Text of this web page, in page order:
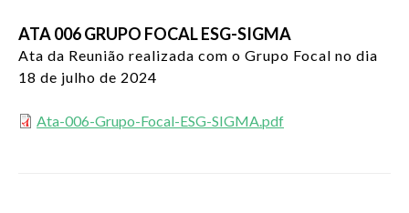
ATA 006 GRUPO FOCAL ESG-SIGMA
Ata da Reunião realizada com o Grupo Focal no dia
18 de julho de 2024
Ata-006-Grupo-Focal-ESG-SIGMA.pdf